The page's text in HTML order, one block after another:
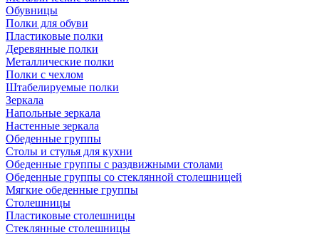
Обувницы
Полки для обуви
Пластиковые полки
Деревянные полки
Металлические полки
Полки с чехлом
Штабелируемые полки
Зеркала
Напольные зеркала
Настенные зеркала
Обеденные группы
Столы и стулья для кухни
Обеденные группы с раздвижными столами
Обеденные группы со стеклянной столешницей
Мягкие обеденные группы
Столешницы
Пластиковые столешницы
Стеклянные столешницы